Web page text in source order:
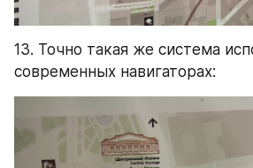
13. Точно такая же система
современных навигаторах: